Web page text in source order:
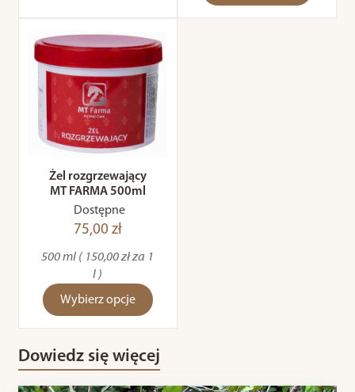
Żel rozgrzewający
MT FARMA 500ml
Dostępne
75,00 zł
500 ml ( 150,00 zł za 1
l )
Wybierz opcje
Dowiedz się więcej